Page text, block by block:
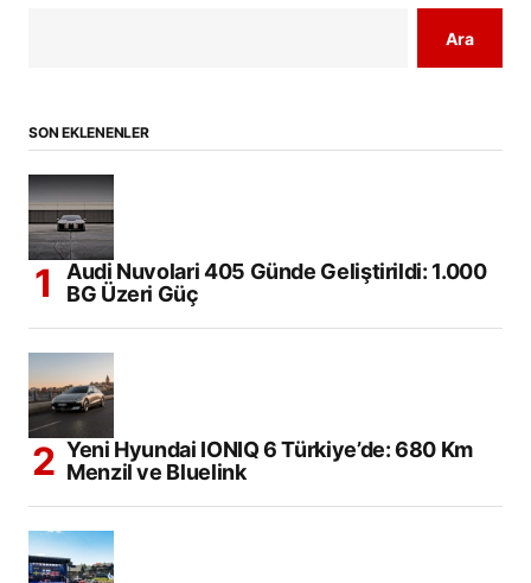
Ara
SON EKLENENLER
Audi Nuvolari 405 Günde Geliştirildi: 1.000
BG Üzeri Güç
Yeni Hyundai IONIQ 6 Türkiye’de: 680 Km
Menzil ve Bluelink